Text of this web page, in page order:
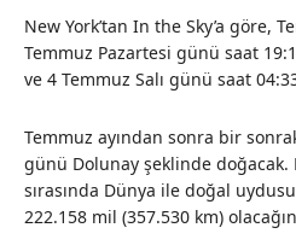
New York’tan In the Sky’a göre,
Temmuz Pazartesi günü saat
ve 4 Temmuz Salı günü saat
Temmuz ayından sonra bir
günü Dolunay şeklinde doğacak.
sırasında Dünya ile doğal
222.158 mil (357.530 km)